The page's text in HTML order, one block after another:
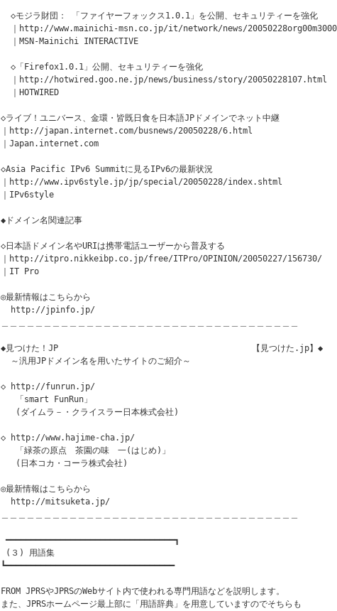
  ◇モジラ財団： 「ファイヤーフォックス1.0.1」を公開、セキュリティーを強化
｜http://www.mainichi-msn.co.jp/it/network/news/
  ｜MSN-Mainichi INTERACTIVE
  ◇「Firefox1.0.1」公開、セキュリティーを強化
  ｜http://hotwired.goo.ne.jp/news/business/story/20050228107.html
  ｜HOTWIRED
◇ライブ！ユニバース、金環・皆既日食を日本語JPドメインでネット中継
｜http://japan.internet.com/busnews/20050228/6.html
｜Japan.internet.com
◇Asia Pacific IPv6 Summitに見るIPv6の最新状況
｜http://www.ipv6style.jp/jp/special/20050228/index.shtml
｜IPv6style
◆ドメイン名関連記事
◇日本語ドメイン名やURIは携帯電話ユーザーから普及する
｜http://itpro.nikkeibp.co.jp/free/ITPro/OPINION/20050227/156730/
｜IT Pro
◎最新情報はこちらから
  http://jpinfo.jp/
◆見つけた！JP                                       【見つけた.jp】◆
  ～汎用JPドメイン名を用いたサイトのご紹介～
◇ http://funrun.jp/
   「smart FunRun」
   (ダイムラ－・クライスラー日本株式会社)
◇ http://www.hajime-cha.jp/
   「緑茶の原点　茶園の味　一(はじめ)」
   (日本コカ・コーラ株式会社)
◎最新情報はこちらから
  http://mitsuketa.jp/
━━━━━━━━━━━━━━━━━━━━━━━━━━━━━━━━━━┓
(３) 用語集
┗━━━━━━━━━━━━━━━━━━━━━━━━━━━━━━━━━━
FROM JPRSやJPRSのWebサイト内で使われる専門用語などを説明します。
また、JPRSホームページ最上部に「用語辞典」を用意していますのでそちらも